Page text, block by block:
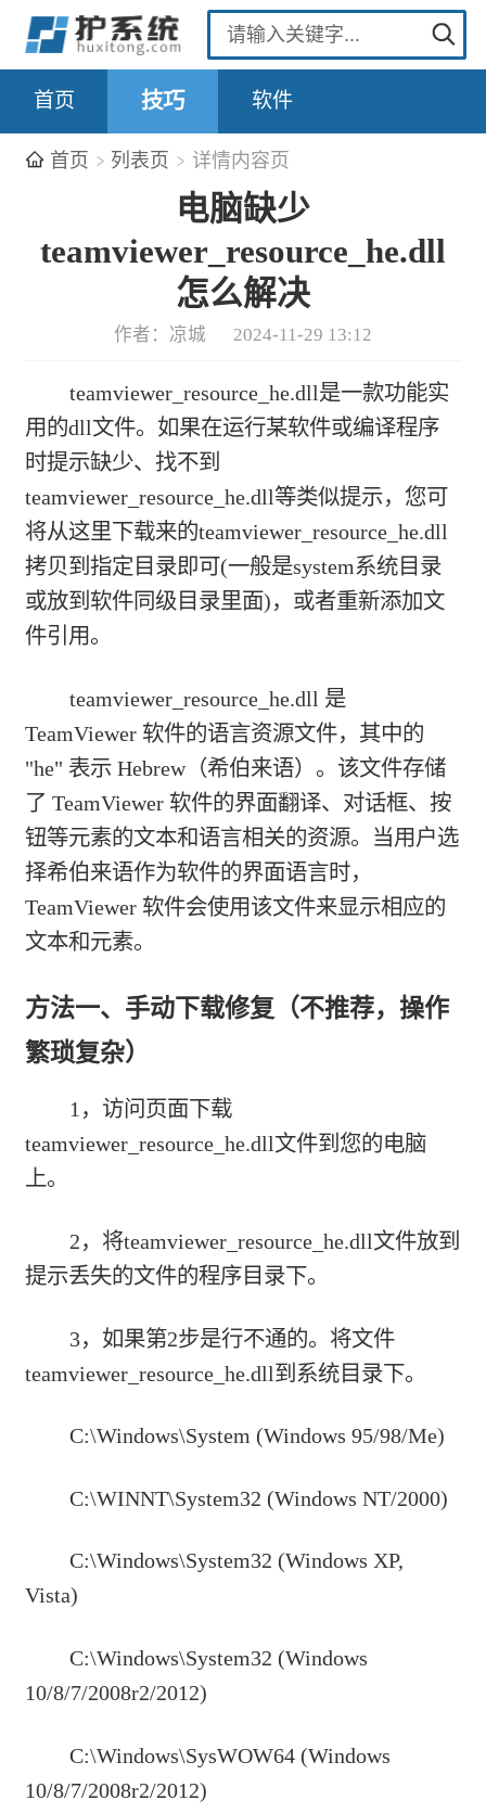
首页 技巧 软件
首页 列表页 详情内容页
电脑缺少
teamviewer_resource_he.dll
怎么解决
作者：凉城 2024-11-29 13:12
teamviewer_resource_he.dll是一款功能实
用的dll文件。如果在运行某软件或编译程序
时提示缺少、找不到
teamviewer_resource_he.dll等类似提示，您可
将从这里下载来的teamviewer_resource_he.dll
拷贝到指定目录即可(一般是system系统目录
或放到软件同级目录里面)，或者重新添加文
件引用。
teamviewer_resource_he.dll 是
TeamViewer 软件的语言资源文件，其中的
"he" 表示 Hebrew（希伯来语）。该文件存储
了 TeamViewer 软件的界面翻译、对话框、按
钮等元素的文本和语言相关的资源。当用户选
择希伯来语作为软件的界面语言时，
TeamViewer 软件会使用该文件来显示相应的
文本和元素。
方法一、手动下载修复（不推荐，操作
繁琐复杂）
1，访问页面下载
teamviewer_resource_he.dll文件到您的电脑
上。
2，将teamviewer_resource_he.dll文件放到
提示丢失的文件的程序目录下。
3，如果第2步是行不通的。将文件
teamviewer_resource_he.dll到系统目录下。
C:\Windows\System (Windows 95/98/Me)
C:\WINNT\System32 (Windows NT/2000)
C:\Windows\System32 (Windows XP,
Vista)
C:\Windows\System32 (Windows
10/8/7/2008r2/2012)
C:\Windows\SysWOW64 (Windows
10/8/7/2008r2/2012)